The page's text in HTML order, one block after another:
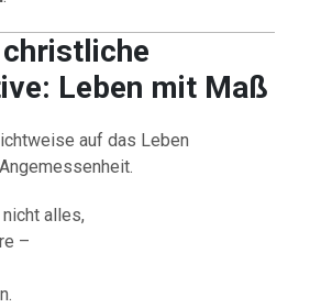
christliche
Leben mit Maß
auf das Leben
alles,
–